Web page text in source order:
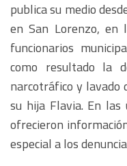
publica su medio
en San Lorenzo, en
funcionarios
como resultado la
narcotráfico y lavado
su hija Flavia. En las
ofrecieron
especial a los